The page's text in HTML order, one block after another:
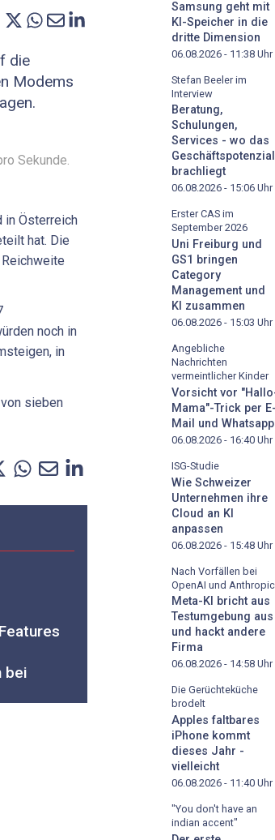
die
Modems
Sekunde.
in Österreich
hat. Die
noch in
in
sieben
bei
Samsung geht mit
KI-Speicher in die
dritte Dimension
06.08.2026 - 11:38 Uhr
Stefan Beeler im
Interview
Beratung,
Schulungen,
Services - wo das
Geschäftspotenzial
brachliegt
06.08.2026 - 15:06 Uhr
Erster CAS im
September 2026
Uni Freiburg und
GS1 bringen
Category
Management und
KI zusammen
06.08.2026 - 15:03 Uhr
Angebliche
Nachrichten
vermeintlicher Kinder
Vorsicht vor
Mama"-Trick per E-
Mail und Whatsapp
06.08.2026 - 16:40 Uhr
ISG-Studie
Wie Schweizer
Unternehmen ihre
Cloud an KI
anpassen
06.08.2026 - 15:48 Uhr
Nach Vorfällen bei
OpenAI und Anthropic
Meta-KI bricht aus
Testumgebung aus
und hackt andere
Firma
06.08.2026 - 14:58 Uhr
Die Gerüchteküche
brodelt
Apples faltbares
iPhone kommt
dieses Jahr -
vielleicht
06.08.2026 - 11:40 Uhr
"You don't have an
indian accent"